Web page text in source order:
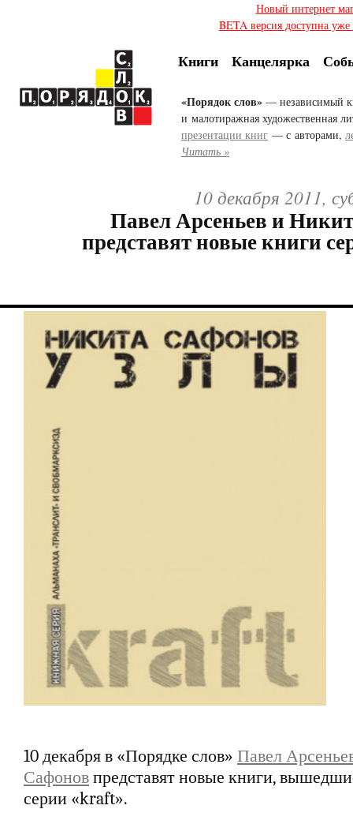
Новый интернет
BETA версия доступна
Книги Канцелярка
«Порядок слов» — независимый
и малотиражная художественная
презентации книг — с авторами,
Читать »
10 декабря 2011,
Павел Арсеньев и
представят новые книги
10 декабря в «Порядке слов» Павел
Сафоновпредставят новые книги,
серии «kraft».